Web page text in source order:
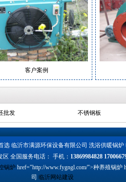
批发 不锈钢板
选 临沂市满源环保设备有限公司 洗浴供暖锅炉
全国服务电话： 手机： 13869984828
锅炉 href="http://www.fygngl.com/">种养殖锅
司 临沂网站建设